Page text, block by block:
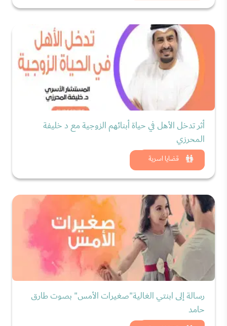
قضايا اسرية
أثر تدخل الأهل في حياة أبنائهم الزوجية مع د خليفة
المحرزي
شاهد الان
رسالة إلى ابنتي الغالية"صغيرات الأمس" بصوت طارق
حامد